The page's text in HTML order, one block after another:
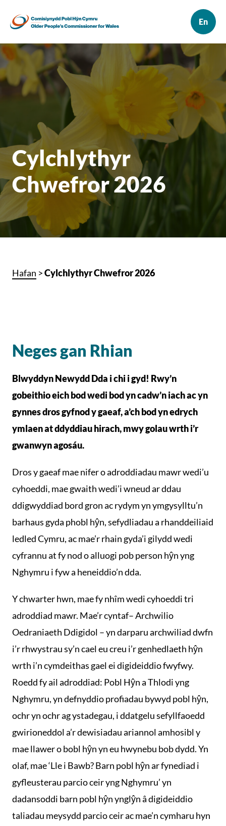
Cylchlythyr
Chwefror 2026
Hafan >Cylchlythyr Chwefror 2026
Neges gan Rhian
Blwyddyn Newydd Dda i chi i gyd! Rwy’n
gobeithio eich bod wedi bod yn cadw’n iach ac yn
gynnes dros gyfnod y gaeaf, a’ch bod yn edrych
ymlaen at ddyddiau hirach, mwy golau wrth i’r
gwanwyn agosáu.
Dros y gaeaf mae nifer o adroddiadau mawr wedi’u
cyhoeddi, mae gwaith wedi’i wneud ar ddau
ddigwyddiad bord gron ac rydym yn ymgysylltu’n
barhaus gyda phobl hŷn, sefydliadau a rhanddeiliaid
ledled Cymru, ac mae’r rhain gyda’i gilydd wedi
cyfrannu at fy nod o alluogi pob person hŷn yng
Nghymru i fyw a heneiddio’n dda.
Y chwarter hwn, mae fy nhîm wedi cyhoeddi tri
adroddiad mawr. Mae’r cyntaf– Archwilio
Oedraniaeth Ddigidol – yn darparu archwiliad dwfn
i’r rhwystrau sy’n cael eu creu i’r genhedlaeth hŷn
wrth i’n cymdeithas gael ei digideiddio fwyfwy.
Roedd fy ail adroddiad: Pobl Hŷn a Thlodi yng
Nghymru, yn defnyddio profiadau bywyd pobl hŷn,
ochr yn ochr ag ystadegau, i ddatgelu sefyllfaoedd
gwirioneddol a’r dewisiadau ariannol amhosibl y
mae llawer o bobl hŷn yn eu hwynebu bob dydd. Yn
olaf, mae ‘Lle i Bawb? Barn pobl hŷn ar fynediad i
gyfleusterau parcio ceir yng Nghymru’ yn
dadansoddi barn pobl hŷn ynglŷn â digideiddio
taliadau meysydd parcio ceir ac mae’n cymharu hyn